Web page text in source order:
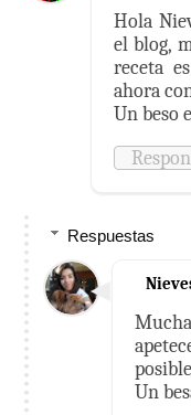
Hola
el blog,
receta
ahora
Un beso
Respuestas
Un